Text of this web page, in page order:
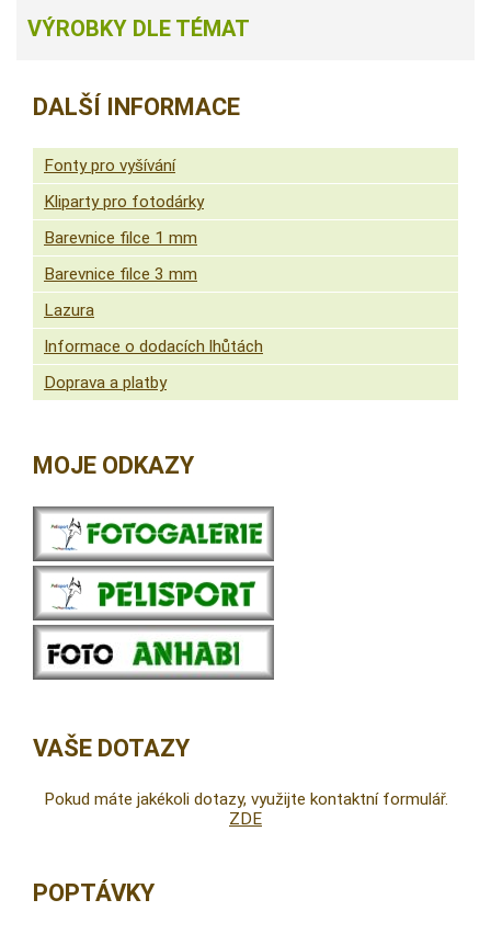
VÝROBKY DLE TÉMAT
DALŠÍ INFORMACE
Fonty pro vyšívání
Kliparty pro fotodárky
Barevnice filce 1 mm
Barevnice filce 3 mm
Lazura
Informace o dodacích lhůtách
Doprava a platby
MOJE ODKAZY
VAŠE DOTAZY
Pokud máte jakékoli dotazy, využijte kontaktní formulář.
ZDE
POPTÁVKY